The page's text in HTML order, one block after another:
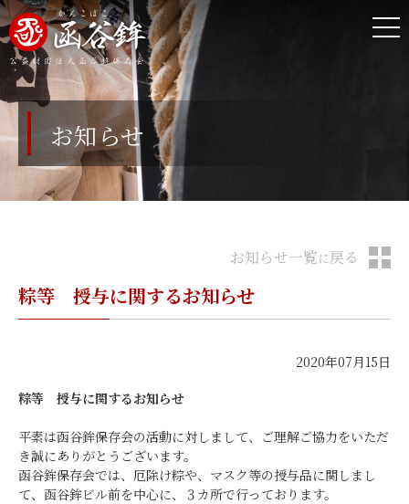
お知らせ
粽等 授与に関するお知らせ
2020年07月15日
お知らせ一覧に戻る
粽等 授与に関するお知らせ
平素は函谷鉾保存会の活動に対しまして、ご理解ご協力をいただ
き誠にありがとうございます。
函谷鉾保存会では、厄除け粽や、マスク等の授与品に関しまし
て、函谷鉾ビル前を中心に、３カ所で行っております。